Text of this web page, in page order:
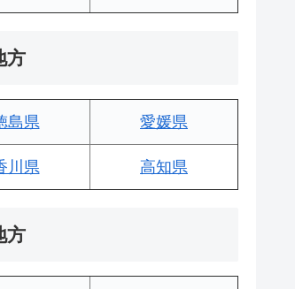
方
島県 愛媛県
川県 高知県
方